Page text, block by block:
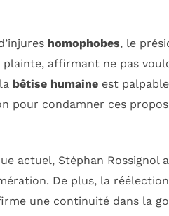
homophobes, le
affirmant ne pas
bêtise humaine est
pour condamner ces
actuel, Stéphan Rossignol
De plus, la
une continuité dans la